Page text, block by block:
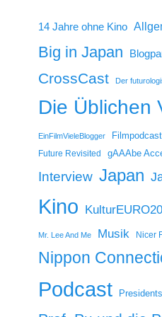
14 Jahre ohne Kino
Big in Japan
CrossCast Der
Die Üblichen
EinFilmVieleBlogger
Future Revisited
gAAAbe
Interview Japan
Kino
Mr. Lee And Me Musik Nicer
Nippon
Podcast Presidents